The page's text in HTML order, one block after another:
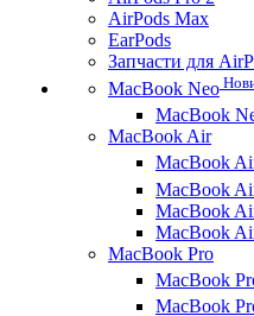
AirPods Max
EarPods
Запчасти для
MacBook Neo
MacBook
MacBook Air
MacBook
MacBook
MacBook
MacBook
MacBook Pro
MacBook
MacBook